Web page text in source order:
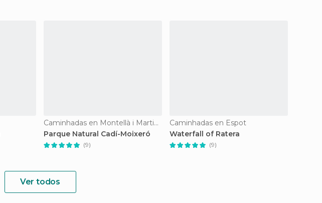
Caminhadas en Montellà i Martinet
Parque Natural Cadí-Moixeró
(9)
Caminhadas en Espot
Waterfall of Ratera
(9)
Ver todos